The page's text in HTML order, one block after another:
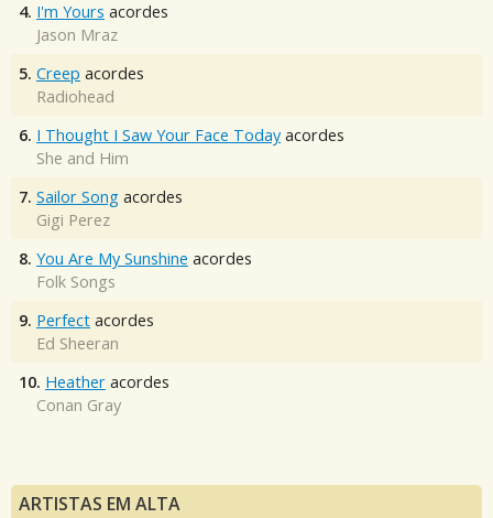
4. I'm Yours acordes
Jason Mraz
5. Creep acordes
Radiohead
6. I Thought I Saw Your Face Today acordes
She and Him
7. Sailor Song acordes
Gigi Perez
8. You Are My Sunshine acordes
Folk Songs
9. Perfect acordes
Ed Sheeran
10. Heather acordes
Conan Gray
ARTISTAS EM ALTA